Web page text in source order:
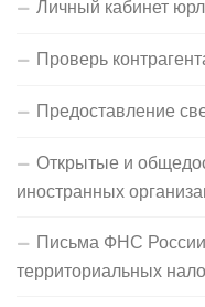
Личный кабинет
Проверь
Предоставление
Открытые и
иностранных
Письма ФНС
территориальных